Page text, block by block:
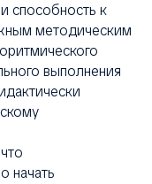
способность к
методическим
выполнения
начать